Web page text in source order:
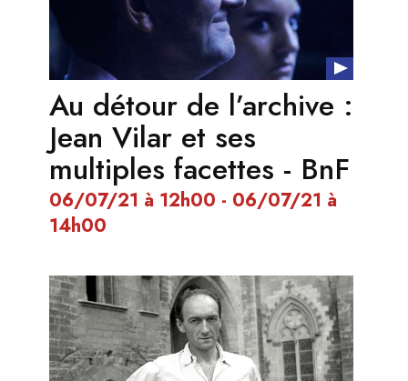
Au détour de l’archive :
Jean Vilar et ses
multiples facettes - BnF
06/07/21 à 12h00 - 06/07/21 à
14h00